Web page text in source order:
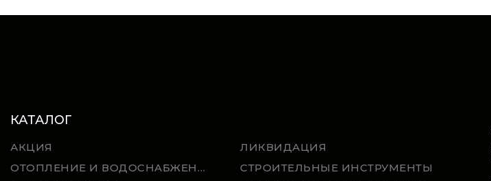
КАТАЛОГ
АКЦИЯ
ЛИКВИДАЦИЯ
ОТОПЛЕНИЕ И ВОДОСНАБЖЕНИЕ
СТРОИТЕЛЬНЫЕ ИНСТРУМЕНТЫ